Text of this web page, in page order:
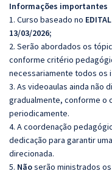
Informações importantes
1. Curso baseado no
13/03/2026;
2. Serão abordados os
conforme critério
necessariamente todos os
3. As videoaulas ainda não
gradualmente, conforme o
periodicamente.
4. A coordenação
dedicação para garantir
direcionada.
5. Nãoserão ministrados